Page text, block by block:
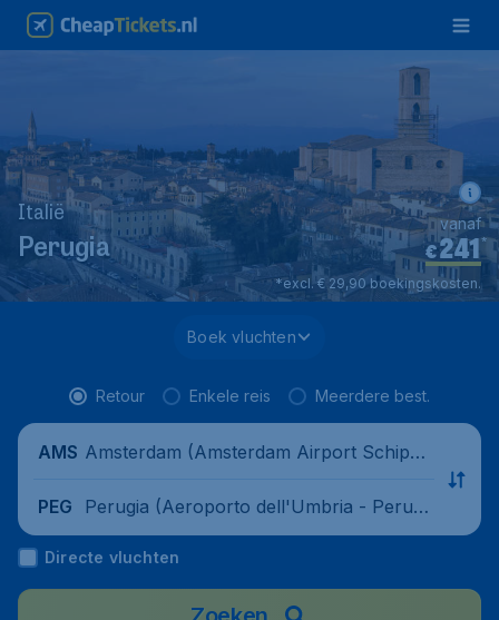
Italië
Perugia €241*
vanaf
*excl. € 29,90 boekingskosten.
Boek vluchten
Retour Enkele reis Meerdere best.
AMS Amsterdam (Amsterdam Airport Schipho
PEG
Perugia (Aeroporto dell'Umbria - Perugi
a), Italië
Directe vluchten